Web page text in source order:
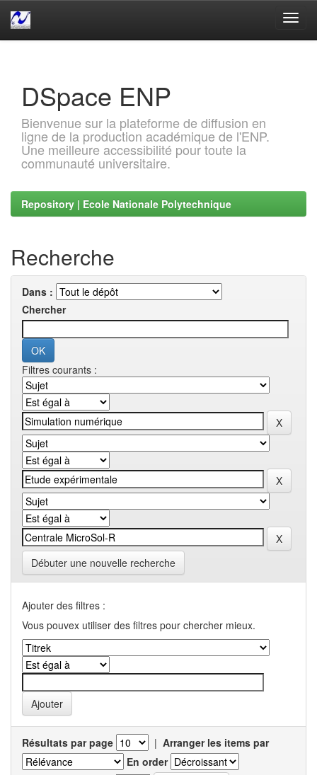
DSpace ENP
Bienvenue sur la plateforme de diffusion en
ligne de la production académique de l'ENP.
Une meilleure accessibilité pour toute la
communauté universitaire.
Repository | Ecole Nationale Polytechnique
Recherche
Dans :
Chercher
Filtres courants :
Débuter une nouvelle recherche
Ajouter des filtres :
Vous pouvex utiliser des filtres pour chercher mieux.
Résultats par page | Arranger les items par
En order